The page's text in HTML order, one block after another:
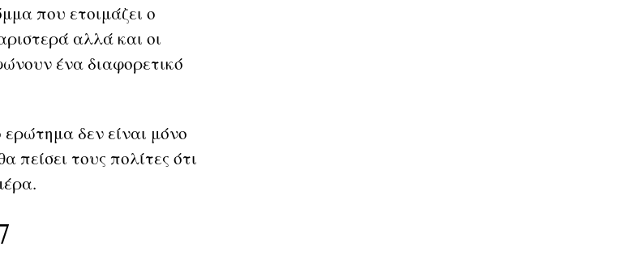
που ετοιμάζει ο
αλλά και οι
ένα διαφορετικό
δεν είναι μόνο
πείσει τους πολίτες ότι